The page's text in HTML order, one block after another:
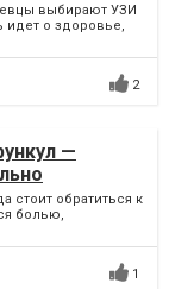
выбирают УЗИ
идет о здоровье,
2
—
стоит обратиться к
болью,
1